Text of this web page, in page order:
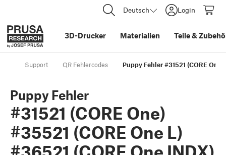
Deutsch Login
3D-Drucker Materialien Teile&
Support QR Fehlercodes Puppy Fehler #31521 (CORE
Puppy Fehler
#31521 (CORE One)
#35521 (CORE One L)